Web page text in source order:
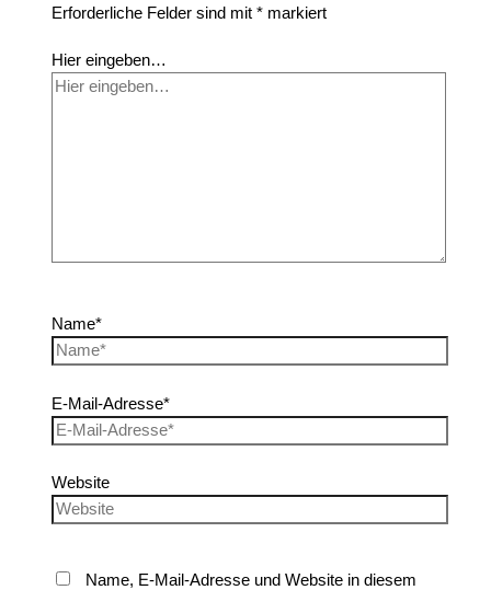
Erforderliche Felder sind mit* markiert
Hier eingeben…
Name*
E-Mail-Adresse*
Website
Name, E-Mail-Adresse und Website in diesem